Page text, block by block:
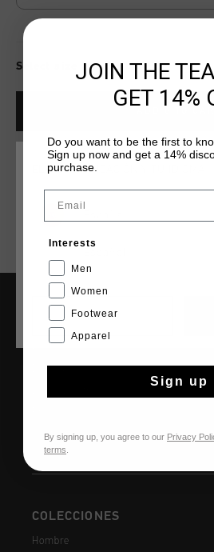
Select size for availability
Envío gratuito con pedidos
Devoluciones fáciles en 14 días
INFORMACIÓN Y AYUDA
Devoluciones
Contacto
COLECCIONES
Hombre
ELIGE TU UBICACIÓN Y TU IDIOMA
CANCEL
JOIN THE
GET 14%
Do you want to be the first to
Sign up now and get a 14%
purchase.
Email
Interests
Men
Women
Footwear
Apparel
Sign up
By signing up, you agree to our Privacy
terms